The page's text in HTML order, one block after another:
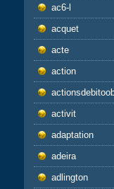
ac6-l
acquet
acte
action
activit
adaptation
adeira
adlington